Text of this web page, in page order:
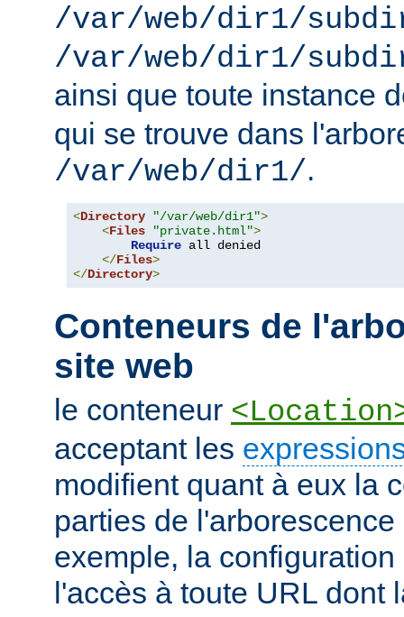
/var/web/dir1/
/var/web/dir1/
ainsi que toute instance
qui se trouve dans
/var/web/dir1/.
<Directory "/var/web/dir1">
<Files "private.html">
Require all denied
</Files>
</Directory>
Conteneurs de
site web
le conteneur
acceptant les
modifient quant à eux la
parties de
exemple, la
l'accès à toute URL dont